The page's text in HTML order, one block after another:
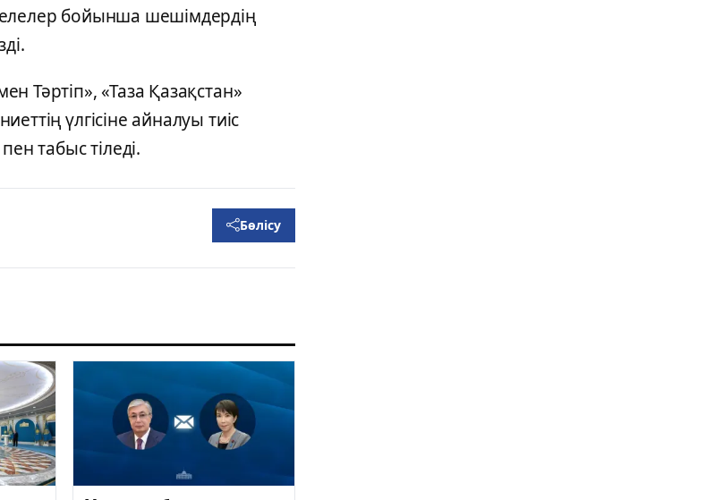
бойынша шешімдердің
Тәртіп», «Таза Қазақстан»
үлгісіне айналуы тиіс
табыс тіледі.
Бөлісу